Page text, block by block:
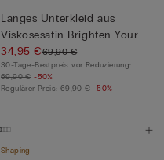
Langes Unterkleid aus
Viskosesatin Brighten Your
D...
34,95 €69,90 €
30-Tage-Bestpreis vor Reduzierung:
69,90 € -50%
Regulärer Preis: 69,90 € -50%
Shaping